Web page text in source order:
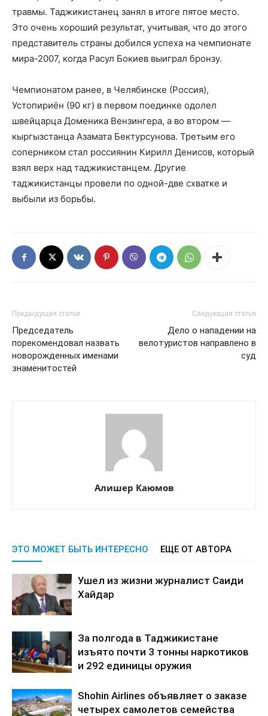
травмы. Таджикистанец занял в итоге пятое место.
Это очень хороший результат, учитывая, что до этого
представитель страны добился успеха на чемпионате
мира-2007, когда Расул Бокиев выиграл бронзу.
Чемпионатом ранее, в Челябинске (Россия),
Устопириён (90 кг) в первом поединке одолел
швейцарца Доменика Вензингера, а во втором —
кыргызстанца Азамата Бектурсунова. Третьим его
соперником стал россиянин Кирилл Денисов, который
взял верх над таджикистанцем. Другие
таджикистанцы провели по одной-две схватке и
выбыли из борьбы.
Предыдущая статья
Председатель
порекомендовал назвать
новорожденных именами
знаменитостей
Следующая статья
Дело о нападении на
велотуристов направлено в
суд
Алишер Каюмов
ЭТО МОЖЕТ БЫТЬ ИНТЕРЕСНО ЕЩЕ ОТ АВТОРА
Ушел из жизни журналист Саиди
Хайдар
За полгода в Таджикистане
изъято почти 3 тонны наркотиков
и 292 единицы оружия
Shohin Airlines объявляет о заказе
четырех самолетов семейства